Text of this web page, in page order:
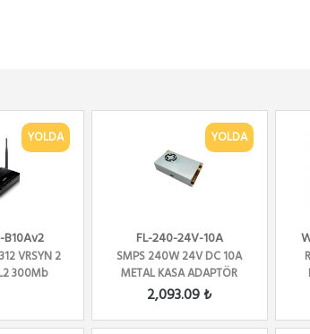
YOLDA
VRSYN 2
300Mb
YOLDA
FL-240-24V-10A
SMPS 240W 24V DC 10A
METAL KASA ADAPTÖR
2,093.09 ₺